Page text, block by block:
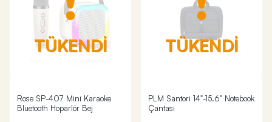
TÜKENDİ
Rose SP-407 Mini Karaoke
Bluetooth Hoparlör Bej
TÜKENDİ
PLM Santori 14"-15.6" Notebook
Çantası